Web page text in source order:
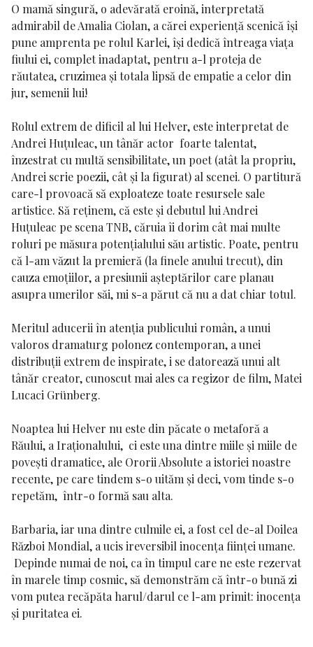
O mamă singură, o adevărată eroină, interpretată
admirabil de Amalia Ciolan, a cărei experiență scenică își
pune amprenta pe rolul Karlei, își dedică întreaga viața
fiului ei, complet inadaptat, pentru a-l proteja de
răutatea, cruzimea și totala lipsă de empatie a celor din
jur, semenii lui!
Rolul extrem de dificil al lui Helver, este interpretat de
Andrei Huțuleac, un tânăr actor foarte talentat,
înzestrat cu multă sensibilitate, un poet (atât la propriu,
Andrei scrie poezii, cât și la figurat) al scenei. O partitură
care-l provoacă să exploateze toate resursele sale
artistice. Să reținem, că este și debutul lui Andrei
Huțuleac pe scena TNB, căruia îi dorim cât mai multe
roluri pe măsura potențialului său artistic. Poate, pentru
că l-am văzut la premieră (la finele anului trecut), din
cauza emoțiilor, a presiunii așteptărilor care planau
asupra umerilor săi, mi s-a părut că nu a dat chiar totul.
Meritul aducerii în atenția publicului român, a unui
valoros dramaturg polonez contemporan, a unei
distribuții extrem de inspirate, i se datorează unui alt
tânăr creator, cunoscut mai ales ca regizor de film, Matei
Lucaci Grünberg.
Noaptea lui Helver nu este din păcate o metaforă a
Răului, a Iraționalului, ci este una dintre miile și miile de
povești dramatice, ale Ororii Absolute a istoriei noastre
recente, pe care tindem s-o uităm și deci, vom tinde s-o
repetăm, într-o formă sau alta.
Barbaria, iar una dintre culmile ei, a fost cel de-al Doilea
Război Mondial, a ucis ireversibil inocența ființei umane.
Depinde numai de noi, ca în timpul care ne este rezervat
în marele timp cosmic, să demonstrăm că într-o bună zi
vom putea recăpăta harul/darul ce l-am primit: inocența
și puritatea ei.